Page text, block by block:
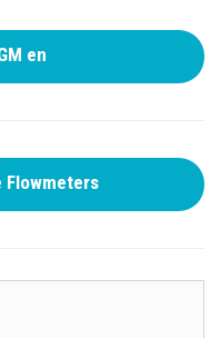
en
Flowmeters